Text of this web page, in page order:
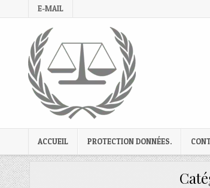
to
E-MAIL
ACCUEIL PROTECTION DONNÉES.